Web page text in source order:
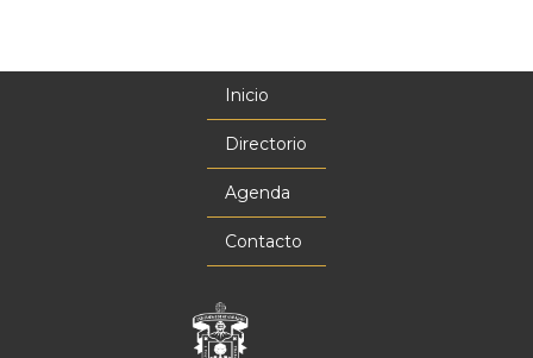
Inicio
Directorio
Agenda
Contacto